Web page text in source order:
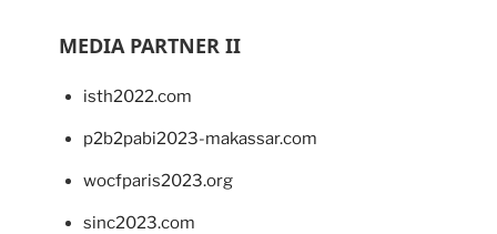
MEDIA PARTNER II
isth2022.com
p2b2pabi2023-makassar.com
wocfparis2023.org
sinc2023.com